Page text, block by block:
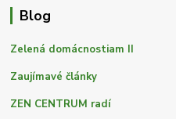
Blog
Zelená domácnostiam II
Zaujímavé články
ZEN CENTRUM radí